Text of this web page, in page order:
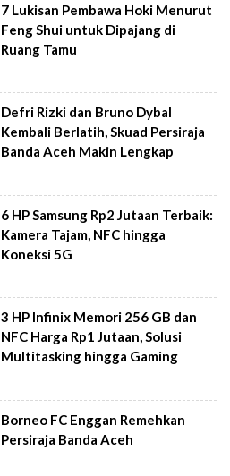
7 Lukisan Pembawa Hoki Menurut
Feng Shui untuk Dipajang di
Ruang Tamu
Defri Rizki dan Bruno Dybal
Kembali Berlatih, Skuad Persiraja
Banda Aceh Makin Lengkap
6 HP Samsung Rp2 Jutaan Terbaik:
Kamera Tajam, NFC hingga
Koneksi 5G
3 HP Infinix Memori 256 GB dan
NFC Harga Rp1 Jutaan, Solusi
Multitasking hingga Gaming
Borneo FC Enggan Remehkan
Persiraja Banda Aceh